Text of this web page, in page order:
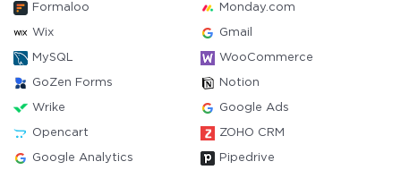
Formaloo Monday.com
Wix Gmail
MySQL WooCommerce
GoZen Forms Notion
Wrike Google Ads
Opencart ZOHO CRM
Google Analytics Pipedrive